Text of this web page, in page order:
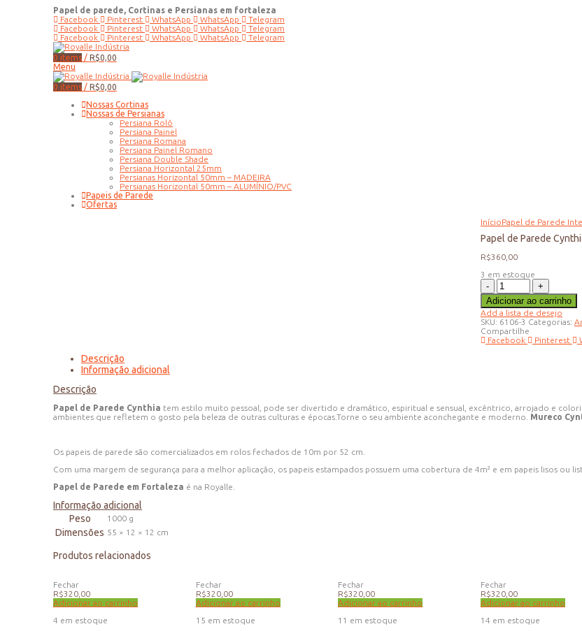
Papel de parede, Cortinas e Persianas em fortaleza
Facebook
Pinterest WhatsApp WhatsApp
Telegram
Facebook
Pinterest WhatsApp WhatsApp
Telegram
Facebook
Pinterest WhatsApp WhatsApp Telegram
0 items / R$0,00
Menu
0 items / R$0,00
Nossas Cortinas
Nossas de Persianas
Persiana Rolô
Persiana Painel
Persiana Romana
Persiana Painel Romano
Persiana Double Shade
Persiana Horizontal 25mm
Persianas Horizontal 50mm – MADEIRA
Persianas Horizontal 50mm – ALUMÍNIO/PVC
Papeis de Parede
Ofertas
InícioPapel de Parede
Papel de Parede
R$360,00
3 em estoque
Papel
de
Parede
Cynthia
6106-
3
quantidade
Adicionar ao carrinho
Add a lista de desejo
SKU: 6106-3 Categorias:
Compartilhe
Facebook
Pinterest
Descrição
Informação adicional
Descrição
Papel de Parede Cynthia tem estilo muito pessoal, pode ser divertido e dramático, espiritual e sensual, excêntrico, arrojado e
ambientes que refletem o gosto pela beleza de outras culturas e épocas.Torne o seu ambiente aconchegante e moderno. Mureco
Os papeis de parede são comercializados em rolos fechados de 10m por 52 cm.
Com uma margem de segurança para a melhor aplicação, os papeis estampados possuem uma cobertura de 4m² e em papeis lisos ou
Papel de Parede em Fortaleza é na Royalle.
Informação adicional
Peso
1000 g
Dimensões 55 × 12 × 12 cm
Produtos relacionados
Fechar
R$320,00
Adicionar ao carrinho
4 em estoque
Fechar
R$320,00
Adicionar ao carrinho
15 em estoque
Fechar
R$320,00
Adicionar ao carrinho
11 em estoque
Fechar
R$320,00
Adicionar ao carrinho
14 em estoque